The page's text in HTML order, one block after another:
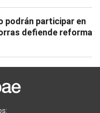
podrán participar en
defiende reforma